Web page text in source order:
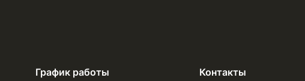
График работы Контакты